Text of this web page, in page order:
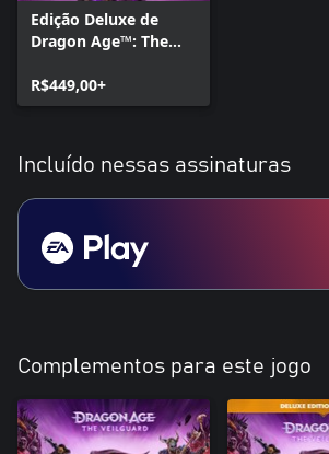
Edição Deluxe de
Dragon Age™: The
R$449,00+
Incluído nessas assinaturas
Complementos para este jogo